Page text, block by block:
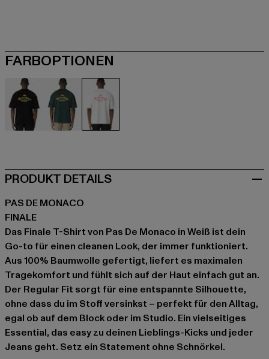
FARBOPTIONEN
PRODUKT DETAILS
PAS DE MONACO
FINALE
Das Finale T-Shirt von Pas De Monaco in Weiß ist dein
Go-to für einen cleanen Look, der immer funktioniert.
Aus 100% Baumwolle gefertigt, liefert es maximalen
Tragekomfort und fühlt sich auf der Haut einfach gut an.
Der Regular Fit sorgt für eine entspannte Silhouette,
ohne dass du im Stoff versinkst – perfekt für den Alltag,
egal ob auf dem Block oder im Studio. Ein vielseitiges
Essential, das easy zu deinen Lieblings-Kicks und jeder
Jeans geht. Setz ein Statement ohne Schnörkel.